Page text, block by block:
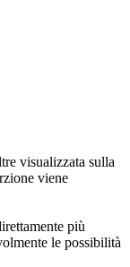
visualizzata sulla
viene
più
le possibilità